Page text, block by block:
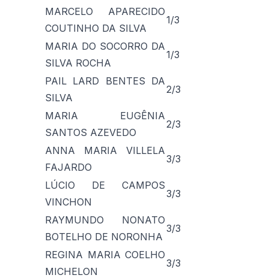
MARCELO APARECIDO
COUTINHO DA SILVA
1/3
MARIA DO SOCORRO DA
SILVA ROCHA
1/3
PAIL LARD BENTES DA
SILVA
2/3
MARIA EUGÊNIA
SANTOS AZEVEDO
2/3
ANNA MARIA VILLELA
FAJARDO
3/3
LÚCIO DE CAMPOS
VINCHON
3/3
RAYMUNDO NONATO
BOTELHO DE NORONHA
3/3
REGINA MARIA COELHO
MICHELON
3/3